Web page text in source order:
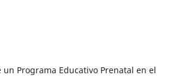
Programa Educativo Prenatal en el